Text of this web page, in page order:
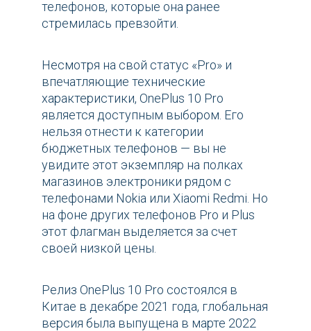
телефонов, которые она ранее
стремилась превзойти.
Несмотря на свой статус «Pro» и
впечатляющие технические
характеристики, OnePlus 10 Pro
является доступным выбором. Его
нельзя отнести к категории
бюджетных телефонов — вы не
увидите этот экземпляр на полках
магазинов электроники рядом с
телефонами Nokia или Xiaomi Redmi. Но
на фоне других телефонов Pro и Plus
этот флагман выделяется за счет
своей низкой цены.
Релиз OnePlus 10 Pro состоялся в
Китае в декабре 2021 года, глобальная
версия была выпущена в марте 2022